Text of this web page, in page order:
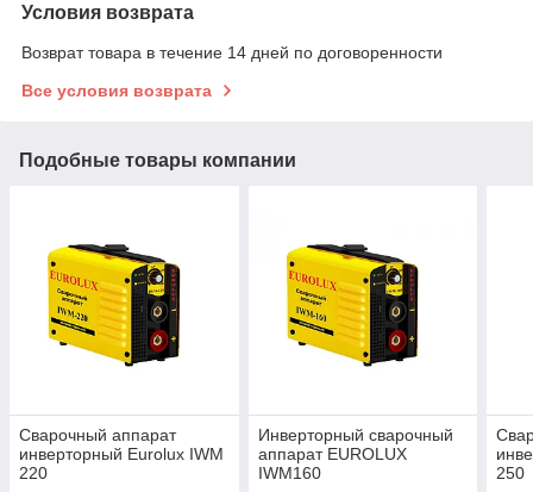
Условия возврата
Возврат товара в течение 14 дней по договоренности
Все условия возврата
Подобные товары компании
Сварочный аппарат
инверторный Eurolux IWM
220
Инверторный сварочный
аппарат EUROLUX
IWM160
250